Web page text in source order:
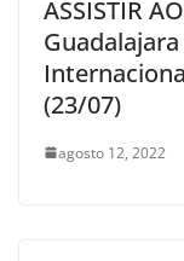
ASSISTIR
(23/07)
agosto 12, 2022